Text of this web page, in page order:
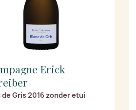
Erick
de Gris 2016 zonder etui